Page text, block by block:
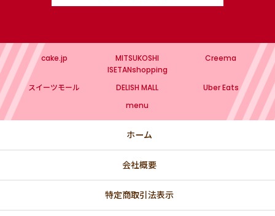
cake.jp
MITSUKOSHI
ISETANshopping
Creema
スイーツモール DELISH MALL
Uber Eats
menu
ホーム
会社概要
特定商取引法表示